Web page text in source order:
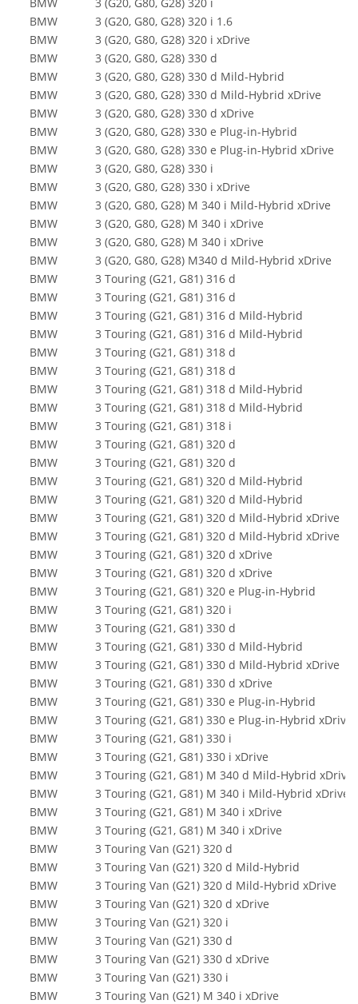
BMW
3 (G20, G80, G28) 320 i 1.6
BMW
3 (G20, G80, G28) 320 i xDrive
BMW
3 (G20, G80, G28) 330 d
BMW
3 (G20, G80, G28) 330 d Mild-Hybrid
BMW
3 (G20, G80, G28) 330 d Mild-Hybrid xDrive
BMW
3 (G20, G80, G28) 330 d xDrive
BMW
3 (G20, G80, G28) 330 e Plug-in-Hybrid
BMW
3 (G20, G80, G28) 330 e Plug-in-Hybrid xDrive
BMW
3 (G20, G80, G28) 330 i
BMW
3 (G20, G80, G28) 330 i xDrive
BMW
3 (G20, G80, G28) M 340 i Mild-Hybrid xDrive
BMW
3 (G20, G80, G28) M 340 i xDrive
BMW
3 (G20, G80, G28) M 340 i xDrive
BMW
3 (G20, G80, G28) M340 d Mild-Hybrid xDrive
BMW
3 Touring (G21, G81) 316 d
BMW
3 Touring (G21, G81) 316 d
BMW
3 Touring (G21, G81) 316 d Mild-Hybrid
BMW
3 Touring (G21, G81) 316 d Mild-Hybrid
BMW
3 Touring (G21, G81) 318 d
BMW
3 Touring (G21, G81) 318 d
BMW
3 Touring (G21, G81) 318 d Mild-Hybrid
BMW
3 Touring (G21, G81) 318 d Mild-Hybrid
BMW
3 Touring (G21, G81) 318 i
BMW
3 Touring (G21, G81) 320 d
BMW
3 Touring (G21, G81) 320 d
BMW
3 Touring (G21, G81) 320 d Mild-Hybrid
BMW
3 Touring (G21, G81) 320 d Mild-Hybrid
BMW
3 Touring (G21, G81) 320 d Mild-Hybrid xDrive
BMW
3 Touring (G21, G81) 320 d Mild-Hybrid xDrive
BMW
3 Touring (G21, G81) 320 d xDrive
BMW
3 Touring (G21, G81) 320 d xDrive
BMW
3 Touring (G21, G81) 320 e Plug-in-Hybrid
BMW
3 Touring (G21, G81) 320 i
BMW
3 Touring (G21, G81) 330 d
BMW
3 Touring (G21, G81) 330 d Mild-Hybrid
BMW
3 Touring (G21, G81) 330 d Mild-Hybrid xDrive
BMW
3 Touring (G21, G81) 330 d xDrive
BMW
3 Touring (G21, G81) 330 e Plug-in-Hybrid
BMW
3 Touring (G21, G81) 330 e Plug-in-Hybrid xDrive
BMW
3 Touring (G21, G81) 330 i
BMW
3 Touring (G21, G81) 330 i xDrive
BMW
3 Touring (G21, G81) M 340 d Mild-Hybrid xDrive
BMW
3 Touring (G21, G81) M 340 i Mild-Hybrid xDrive
BMW
3 Touring (G21, G81) M 340 i xDrive
BMW
3 Touring (G21, G81) M 340 i xDrive
BMW
3 Touring Van (G21) 320 d
BMW
3 Touring Van (G21) 320 d Mild-Hybrid
BMW
3 Touring Van (G21) 320 d Mild-Hybrid xDrive
BMW
3 Touring Van (G21) 320 d xDrive
BMW
3 Touring Van (G21) 320 i
BMW
3 Touring Van (G21) 330 d
BMW
3 Touring Van (G21) 330 d xDrive
BMW
3 Touring Van (G21) 330 i
BMW
3 Touring Van (G21) M 340 i xDrive